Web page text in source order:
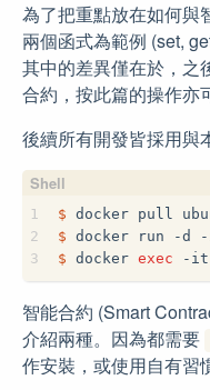
為了把重點放在如何與
兩個函式為範例 (set,
其中的差異僅在於，之
合約，按此篇的操作亦
後續所有開發皆採用與
1
2
3
$ docker pull
$ docker run -d -
$ docker exec -it
智能合約 (Smart
介紹兩種。因為都需要
作安裝，或使用自有習